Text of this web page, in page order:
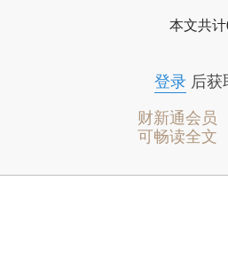
本文共
登录后获
财新通会员
可畅读全文